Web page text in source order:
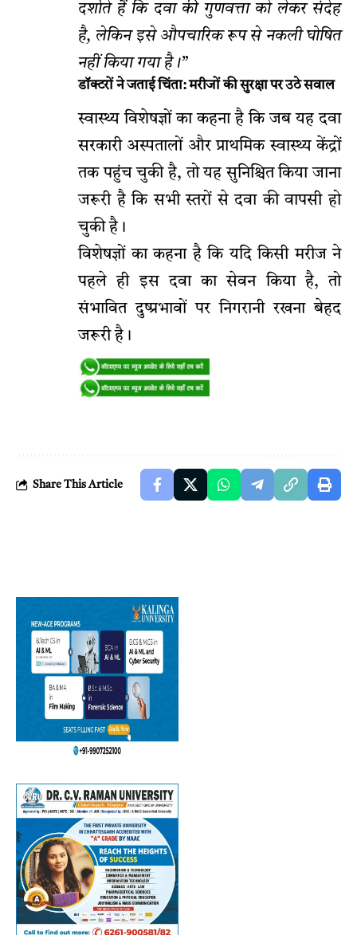
दर्शाते हैं कि दवा की गुणवत्ता को लेकर संदेह
है, लेकिन इसे औपचारिक रूप से नकली घोषित
नहीं किया गया है।”
डॉक्टरों ने जताई चिंता: मरीजों की सुरक्षा पर उठे सवाल
स्वास्थ्य विशेषज्ञों का कहना है कि जब यह दवा
सरकारी अस्पतालों और प्राथमिक स्वास्थ्य केंद्रों
तक पहुंच चुकी है, तो यह सुनिश्चित किया जाना
जरूरी है कि सभी स्तरों से दवा की वापसी हो
चुकी है।
विशेषज्ञों का कहना है कि यदि किसी मरीज ने
पहले ही इस दवा का सेवन किया है, तो
संभावित दुष्प्रभावों पर निगरानी रखना बेहद
जरूरी है।
Share This Article